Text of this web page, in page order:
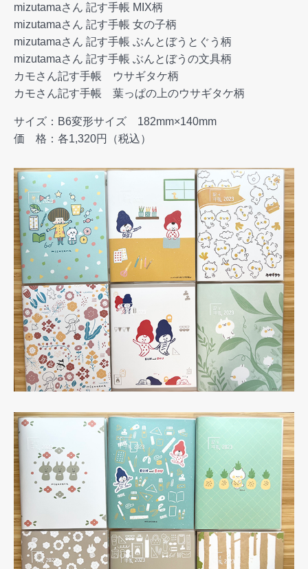
mizutamaさん 記す手帳 MIX柄
mizutamaさん 記す手帳 女の子柄
mizutamaさん 記す手帳 ぶんとぼうとぐう柄
mizutamaさん 記す手帳 ぶんとぼうの文具柄
カモさん記す手帳 ウサギタケ柄
カモさん記す手帳 葉っぱの上のウサギタケ柄
サイズ：B6変形サイズ 182mm×140mm
価 格：各1,320円（税込）